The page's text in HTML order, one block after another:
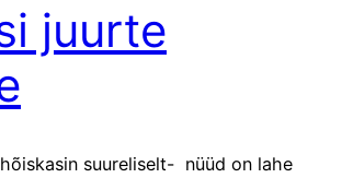
juurte
suureliselt- nüüd on lahe